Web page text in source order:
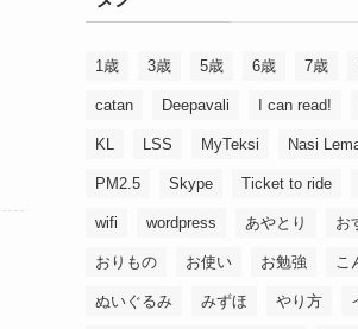
1歳 3歳 5歳 6歳 7歳
catan Deepavali I can read!
KL LSS MyTeksi Nasi
PM2.5 Skype Ticket to ride
wifi wordpress あやとり お
おりもの お使い お勉強 こ
ぬいぐるみ みずほ やり方